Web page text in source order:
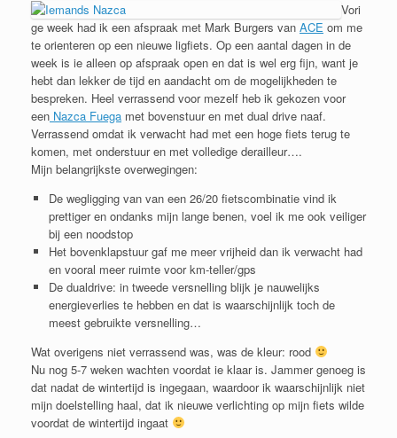
Vori
ge week had ik een afspraak met Mark Burgers van ACE om me
te orienteren op een nieuwe ligfiets. Op een aantal dagen in de
week is ie alleen op afspraak open en dat is wel erg fijn, want je
hebt dan lekker de tijd en aandacht om de mogelijkheden te
bespreken. Heel verrassend voor mezelf heb ik gekozen voor
een Nazca Fuega met bovenstuur en met dual drive naaf.
Verrassend omdat ik verwacht had met een hoge fiets terug te
komen, met onderstuur en met volledige derailleur….
Mijn belangrijkste overwegingen:
De wegligging van van een 26/20 fietscombinatie vind ik
prettiger en ondanks mijn lange benen, voel ik me ook veiliger
bij een noodstop
Het bovenklapstuur gaf me meer vrijheid dan ik verwacht had
en vooral meer ruimte voor km-teller/gps
De dualdrive: in tweede versnelling blijk je nauwelijks
energieverlies te hebben en dat is waarschijnlijk toch de
meest gebruikte versnelling…
Wat overigens niet verrassend was, was de kleur: rood
Nu nog 5-7 weken wachten voordat ie klaar is. Jammer genoeg is
dat nadat de wintertijd is ingegaan, waardoor ik waarschijnlijk niet
mijn doelstelling haal, dat ik nieuwe verlichting op mijn fiets wilde
voordat de wintertijd ingaat